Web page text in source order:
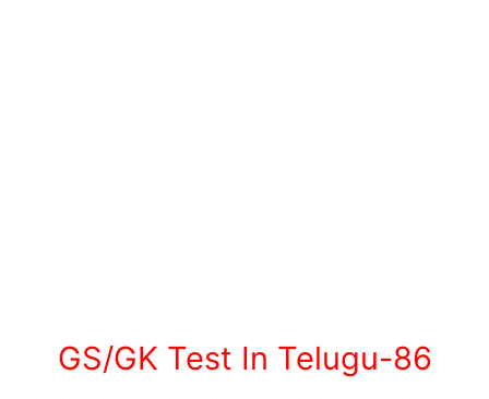
GS/GK Test In Telugu-86